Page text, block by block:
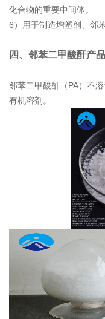
化合物的重要中间体。
6）用于制造增塑剂、邻
四、邻苯二甲酸酐产
邻苯二甲酸酐（PA）不
有机溶剂。